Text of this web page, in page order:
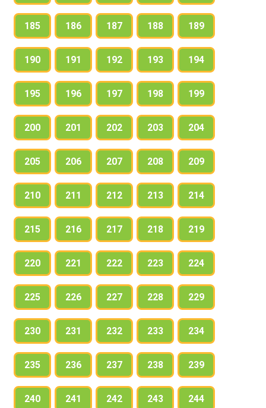
185 186 187 188 189
190 191 192 193 194
195 196 197 198 199
200 201 202 203 204
205 206 207 208 209
210 211 212 213 214
215 216 217 218 219
220 221 222 223 224
225 226 227 228 229
230 231 232 233 234
235 236 237 238 239
240 241 242 243 244